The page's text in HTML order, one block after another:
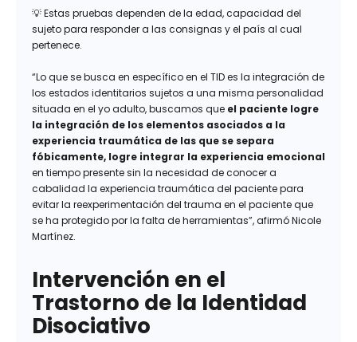
💡 Estas pruebas dependen de la edad, capacidad del
sujeto para responder a las consignas y el país al cual
pertenece.
“Lo que se busca en específico en el TID es la integración de
los estados identitarios sujetos a una misma personalidad
situada en el yo adulto, buscamos que el paciente logre
la integración de los elementos asociados a la
experiencia traumática de las que se separa
fóbicamente, logre integrar la experiencia emocional
en tiempo presente sin la necesidad de conocer a
cabalidad la experiencia traumática del paciente para
evitar la reexperimentación del trauma en el paciente que
se ha protegido por la falta de herramientas”, afirmó Nicole
Martínez.
Intervención en el
Trastorno de la Identidad
Disociativo